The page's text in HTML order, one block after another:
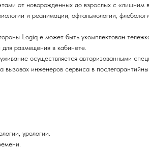
от новорожденных до взрослых с «лишним
и реанимации, офтальмологии,
Logiq e может быть укомплектован
размещения в кабинете.
осуществляется авторизованными
инженеров сервиса в
урологии.